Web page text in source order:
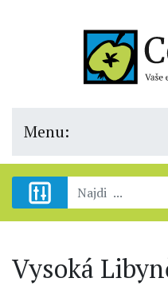
Menu:
Vysoká